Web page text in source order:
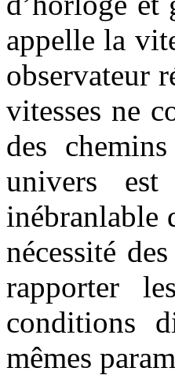
appelle la
observateur
vitesses ne
des
univers
inébranlable
nécessité
rapporter
conditions
mêmes